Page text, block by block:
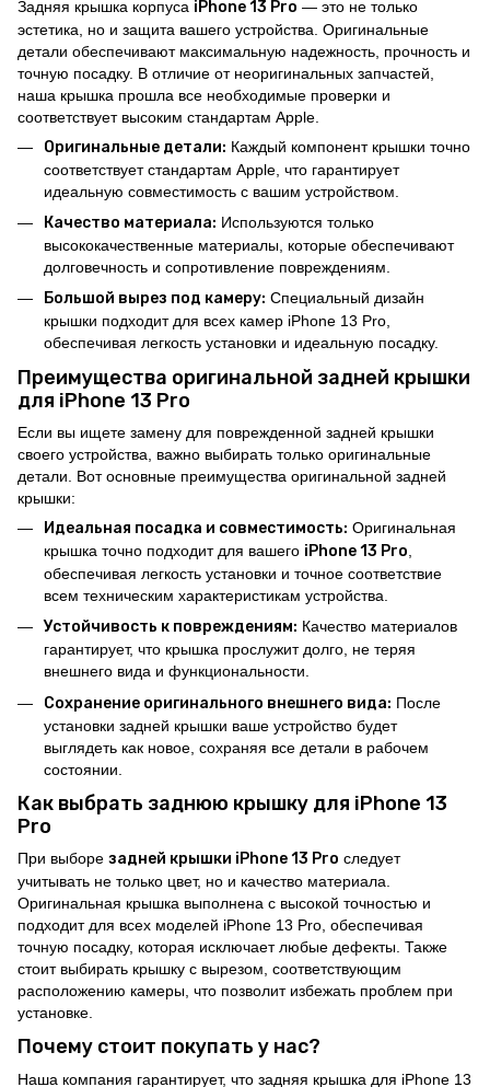
Задняя крышка корпуса iPhone 13 Pro — это не только
эстетика, но и защита вашего устройства. Оригинальные
детали обеспечивают максимальную надежность, прочность и
точную посадку. В отличие от неоригинальных запчастей,
наша крышка прошла все необходимые проверки и
соответствует высоким стандартам Apple.
Оригинальные детали: Каждый компонент крышки точно
соответствует стандартам Apple, что гарантирует
идеальную совместимость с вашим устройством.
Качество материала: Используются только
высококачественные материалы, которые обеспечивают
долговечность и сопротивление повреждениям.
Большой вырез под камеру: Специальный дизайн
крышки подходит для всех камер iPhone 13 Pro,
обеспечивая легкость установки и идеальную посадку.
Преимущества оригинальной задней крышки
для iPhone 13 Pro
Если вы ищете замену для поврежденной задней крышки
своего устройства, важно выбирать только оригинальные
детали. Вот основные преимущества оригинальной задней
крышки:
Идеальная посадка и совместимость: Оригинальная
крышка точно подходит для вашего iPhone 13 Pro
обеспечивая легкость установки и точное соответствие
всем техническим характеристикам устройства.
Устойчивость к повреждениям: Качество материалов
гарантирует, что крышка прослужит долго, не теряя
внешнего вида и функциональности.
Сохранение оригинального внешнего вида: После
установки задней крышки ваше устройство будет
выглядеть как новое, сохраняя все детали в рабочем
состоянии.
Как выбрать заднюю крышку для iPhone 13
Pro
При выборе задней крышки iPhone 13 Pro следует
учитывать не только цвет, но и качество материала.
Оригинальная крышка выполнена с высокой точностью и
подходит для всех моделей iPhone 13 Pro, обеспечивая
точную посадку, которая исключает любые дефекты. Также
стоит выбирать крышку с вырезом, соответствующим
расположению камеры, что позволит избежать проблем при
установке.
Почему стоит покупать у нас?
Наша компания гарантирует, что задняя крышка для iPhone 13